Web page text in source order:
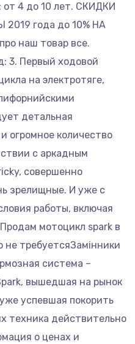
от 4 до 10 лет. СКИДКИ
года до 10% НА
наш товар все.
3. Первый ходовой
на электротяге,
детальная
огромное количество
с аркадным
совершенно
зрелищные. И уже с
работы, включая
мотоцикл spark в
не требуетсяЗамiнники
система –
вышедшая на рынок
успевшая покорить
техника действительно
о ценах и